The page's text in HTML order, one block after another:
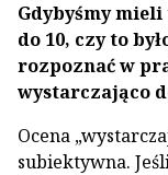
Gdybyśmy
do 10, czy to
rozpoznać w
wystarczająco
Ocena
subiektywna.